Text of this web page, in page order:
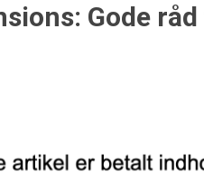
Gode